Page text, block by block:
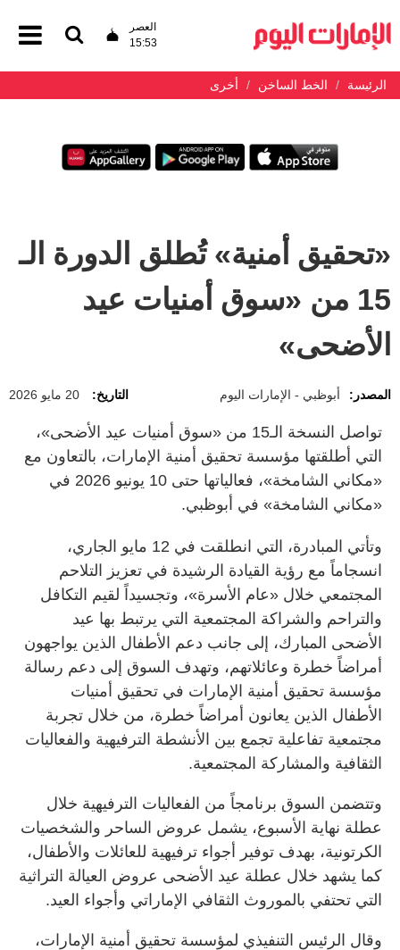
العصر
15:53
الرئيسة الخط الساخن أخرى
«تحقيق أمنية» تُطلق الدورة الـ
15 من «سوق أمنيات عيد
الأضحى»
المصدر: أبوظبي - الإمارات اليوم التاريخ: 20 مايو 2026
تواصل النسخة الـ15 من «سوق أمنيات عيد الأضحى»،
التي أطلقتها مؤسسة تحقيق أمنية الإمارات، بالتعاون مع
«مكاني الشامخة»، فعالياتها حتى 10 يونيو 2026 في
«مكاني الشامخة» في أبوظبي.
وتأتي المبادرة، التي انطلقت في 12 مايو الجاري،
انسجاماً مع رؤية القيادة الرشيدة في تعزيز التلاحم
المجتمعي خلال «عام الأسرة»، وتجسيداً لقيم التكافل
والتراحم والشراكة المجتمعية التي يرتبط بها عيد
الأضحى المبارك، إلى جانب دعم الأطفال الذين يواجهون
أمراضاً خطرة وعائلاتهم، وتهدف السوق إلى دعم رسالة
مؤسسة تحقيق أمنية الإمارات في تحقيق أمنيات
الأطفال الذين يعانون أمراضاً خطرة، من خلال تجربة
مجتمعية تفاعلية تجمع بين الأنشطة الترفيهية والفعاليات
الثقافية والمشاركة المجتمعية.
وتتضمن السوق برنامجاً من الفعاليات الترفيهية خلال
عطلة نهاية الأسبوع، يشمل عروض الساحر والشخصيات
الكرتونية، بهدف توفير أجواء ترفيهية للعائلات والأطفال،
كما يشهد خلال عطلة عيد الأضحى عروض العيالة التراثية
التي تحتفي بالموروث الثقافي الإماراتي وأجواء العيد.
وقال الرئيس التنفيذي لمؤسسة تحقيق أمنية الإمارات،